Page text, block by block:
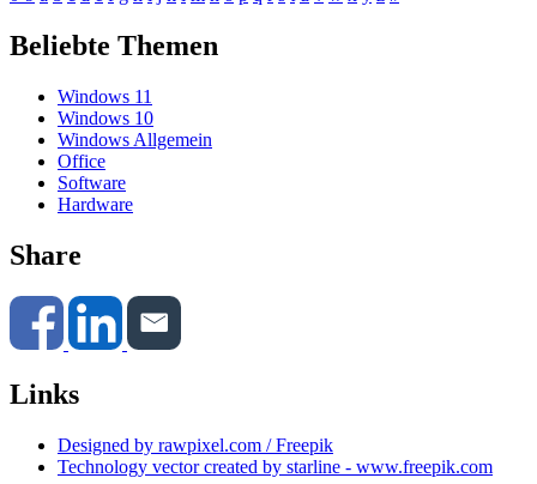
Beliebte Themen
Windows 11
Windows 10
Windows Allgemein
Office
Software
Hardware
Share
Links
Designed by rawpixel.com / Freepik
Technology vector created by starline - www.freepik.com